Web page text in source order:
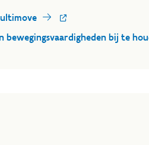
bewegingsvaardigheden bij te